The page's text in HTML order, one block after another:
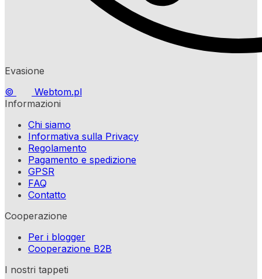
Evasione
©
Webtom.pl
Informazioni
Chi siamo
Informativa sulla Privacy
Regolamento
Pagamento e spedizione
GPSR
FAQ
Contatto
Cooperazione
Per i blogger
Cooperazione B2B
I nostri tappeti